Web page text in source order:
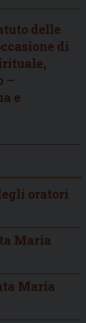
delle
di
–
e
oratori
Maria
Maria